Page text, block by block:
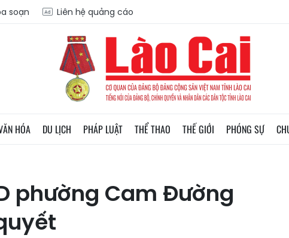
soạn Liên hệ quảng cáo
HÓA DU LỊCH PHÁP LUẬT THỂ THAO THẾ GIỚI PHÓNG SỰ
phường Cam Đường